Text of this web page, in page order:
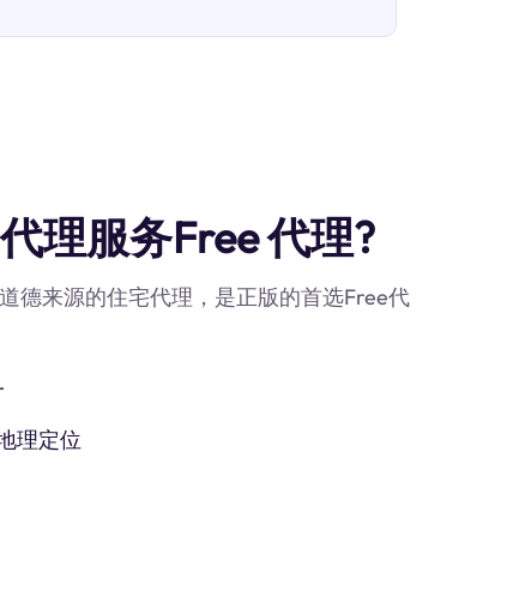
理服务Free 代理?
德来源的住宅代理，是正版的首选Free代
理定位